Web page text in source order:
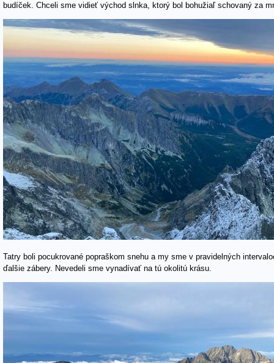
budíček. Chceli sme vidieť východ slnka, ktorý bol bohužiaľ schovaný za
Tatry boli pocukrované popraškom snehu a my sme v pravidelných
ďalšie zábery. Nevedeli sme vynadívať na tú okolitú krásu.